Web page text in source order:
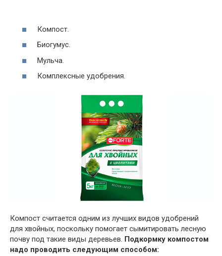
Компост.
Биогумус.
Мульча.
Комплексные удобрения.
Компост считается одним из лучших видов удобрений
для хвойных, поскольку помогает сымитировать лесную
почву под такие виды деревьев. Подкормку компостом
надо проводить следующим способом: